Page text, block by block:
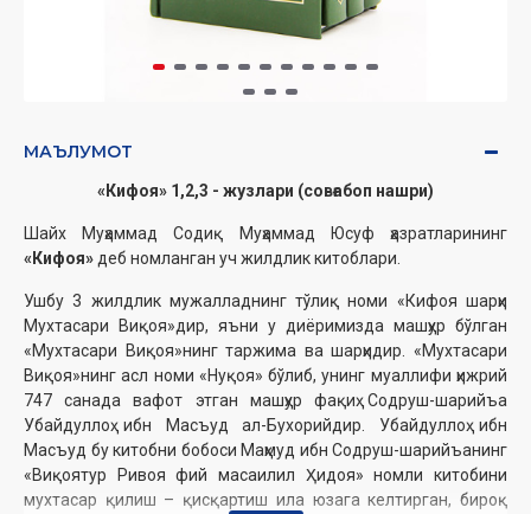
МАЪЛУМОТ
«Кифоя» 1,2,3 - жузлари (совғабоп нашри)
Шайх Муҳаммад Содиқ Муҳаммад Юсуф ҳазратларининг
«Кифоя»деб номланган уч жилдлик китоблари.
Ушбу 3 жилдлик мужалладнинг тўлиқ номи «Кифоя шарҳи
Мухтасари Виқоя»дир, яъни у диёримизда машҳур бўлган
«Мухтасари Виқоя»нинг таржима ва шарҳидир. «Мухтасари
Виқоя»нинг асл номи «Нуқоя» бўлиб, унинг муаллифи ҳижрий
747 санада вафот этган машҳур фақиҳ Содруш-шарийъа
Убайдуллоҳ ибн Масъуд ал-Бухорийдир. Убайдуллоҳ ибн
Масъуд бу китобни бобоси Маҳмуд ибн Содруш-шарийъанинг
«Виқоятур Ривоя фий масаилил Ҳидоя» номли китобини
мухтасар қилиш – қисқартиш ила юзага келтирган, бироқ